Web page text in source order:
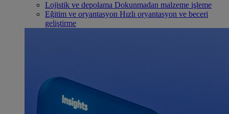
Lojistik ve depolama Dokunmadan malzeme işleme
Eğitim ve oryantasyon Hızlı oryantasyon ve beceri
geliştirme